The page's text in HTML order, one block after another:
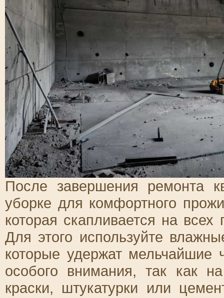
После завершения ремонта
уборке для комфортного
которая скапливается на
Для этого используйте
которые удержат мельчайшие
особого внимания, так как
краски, штукатурки или